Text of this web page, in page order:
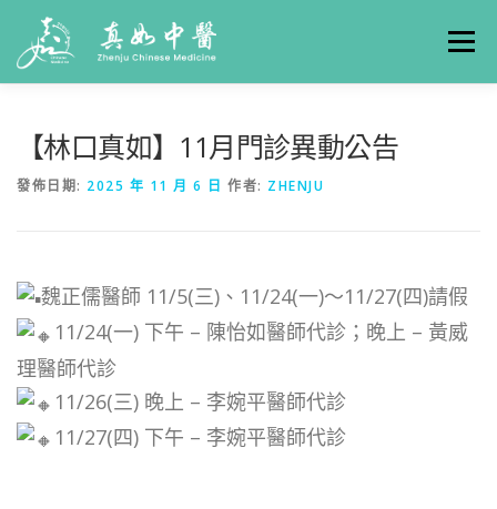
選單
【林口真如】11月門診異動公告
發佈日期: 2025 年 11 月 6 日 作者: ZHENJU
魏正儒醫師 11/5(三)、11/24(一)～11/27(四)請假
11/24(一) 下午 – 陳怡如醫師代診；晚上 – 黃威
理醫師代診
11/26(三) 晚上 – 李婉平醫師代診
11/27(四) 下午 – 李婉平醫師代診